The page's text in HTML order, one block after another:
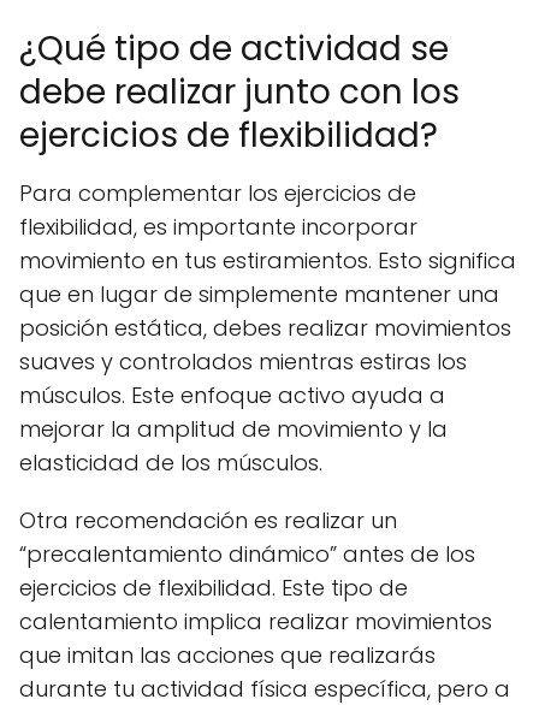
¿Qué tipo de actividad se
debe realizar junto con los
ejercicios de flexibilidad?
Para complementar los ejercicios de
flexibilidad, es importante incorporar
movimiento en tus estiramientos. Esto significa
que en lugar de simplemente mantener una
posición estática, debes realizar movimientos
suaves y controlados mientras estiras los
músculos. Este enfoque activo ayuda a
mejorar la amplitud de movimiento y la
elasticidad de los músculos.
Otra recomendación es realizar un
“precalentamiento dinámico” antes de los
ejercicios de flexibilidad. Este tipo de
calentamiento implica realizar movimientos
que imitan las acciones que realizarás
durante tu actividad física específica, pero a